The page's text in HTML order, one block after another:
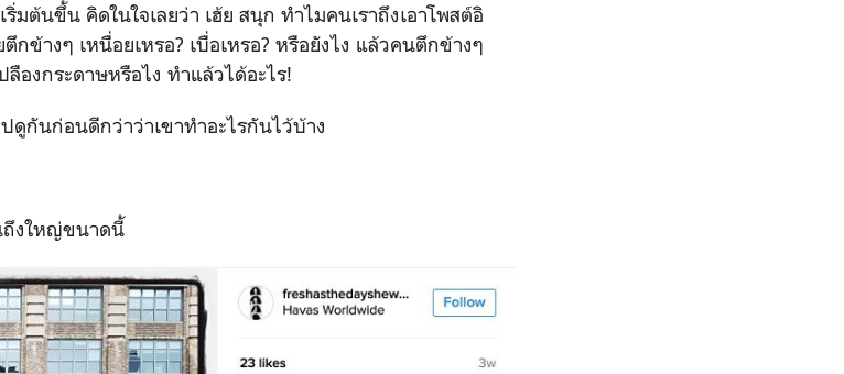
ต้นขึ้น คิดในใจเลยว่า เฮ้ย สนุก ทำไมคนเราถึงเอาโพสต์อิ
ข้างๆ เหนื่อยเหรอ? เบื่อเหรอ? หรือยังไง แล้วคนตึกข้างๆ
องกระดาษหรือไง ทำแล้วได้อะไร!
ดูกันก่อนดีกว่าว่าเขาทำอะไรกันไว้บ้าง
ถึงใหญ่ขนาดนี้